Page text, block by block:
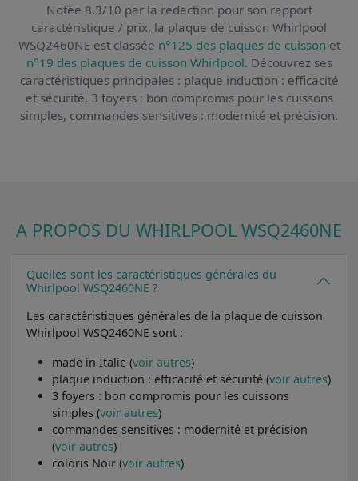
Notée 8,3/10 par la rédaction pour son rapport
caractéristique / prix, la plaque de cuisson Whirlpool
WSQ2460NEest classée n°125 des plaques de cuisson et
n°19 des plaques de cuisson Whirlpool. Découvrez ses
caractéristiques principales : plaque induction : efficacité
et sécurité, 3 foyers : bon compromis pour les cuissons
simples, commandes sensitives : modernité et précision.
A PROPOS DU WHIRLPOOL WSQ2460NE
Quelles sont les caractéristiques générales du
Whirlpool WSQ2460NE ?
Les caractéristiques générales de la plaque de cuisson
Whirlpool WSQ2460NE sont :
made in Italie (voir autres)
plaque induction : efficacité et sécurité (voir autres)
3 foyers : bon compromis pour les cuissons
simples (voir autres)
commandes sensitives : modernité et précision
(voir autres)
coloris Noir (voir autres)